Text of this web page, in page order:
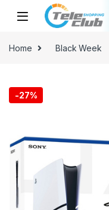
Skip to navigation
Skip to content
Home Black Week
-27%